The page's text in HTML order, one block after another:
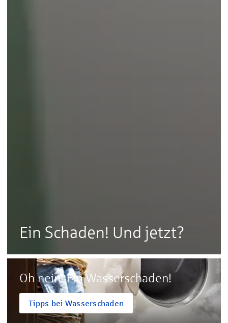
Ein Schaden! Und jetzt?
Oh nein! Ein Wasserschaden!
Tipps bei Wasserschaden